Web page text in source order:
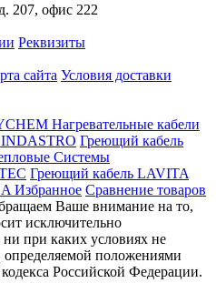
207, офис 222
Реквизиты
сайта Условия доставки
Нагревательные кабели
INDASTRO Греющий кабель
Системы
Греющий кабель LAVITA
Избранное Сравнение товаров
Ваше внимание на то,
исключительно
при каких условиях не
определяемой положениями
Российской Федерации.